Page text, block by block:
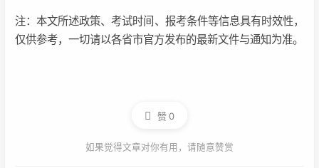
注：本文所述政策、考试时间、报考条件等信息具有时效性，
仅供参考，一切请以各省市官方发布的最新文件与通知为准。
赞0
如果觉得文章对你有用，请随意赞赏